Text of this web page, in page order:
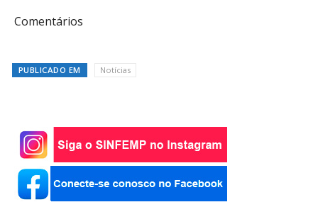
Comentários
PUBLICADO EM Notícias